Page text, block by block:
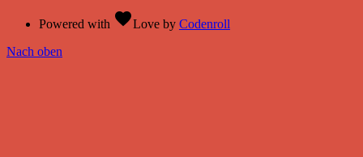
Powered with favoriteLove by Codenroll
Nach oben